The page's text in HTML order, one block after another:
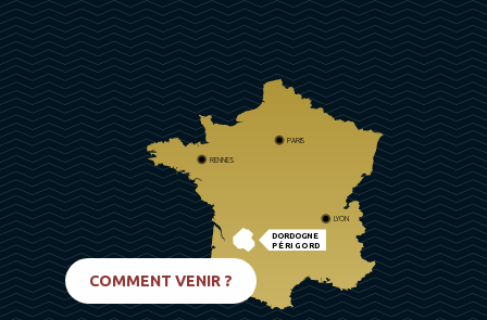
DORDOGNE
PÉRIGORD
PARIS
RENNES
LYON
COMMENT VENIR ?